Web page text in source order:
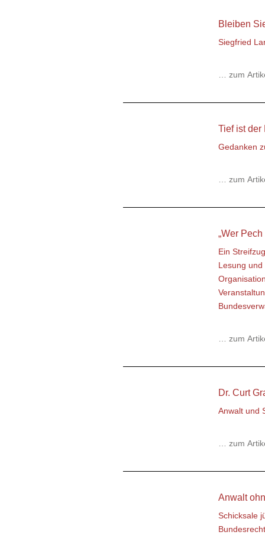
Bleiben
Siegfried
… zum
Tief ist der
Gedanken
… zum
„Wer
Ein
Lesung
… zum
Dr. Curt
Anwalt und
… zum
Anwalt
Schicksale